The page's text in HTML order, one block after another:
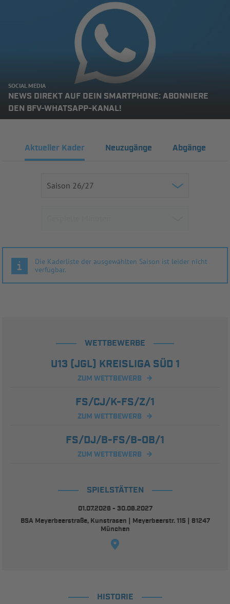
SOCIAL MEDIA
NEWS DIREKT AUF DEIN SMARTPHONE: ABONNIERE
DEN BFV-WHATSAPP-KANAL!
Aktueller Kader Neuzugänge Abgänge
Die Kaderliste der ausgewählten Saison ist leider nicht
verfügbar.
WETTBEWERBE
U13 (JGL) KREISLIGA SÜD 1
ZUM WETTBEWERB
FS/CJ/K-FS/Z/1
ZUM WETTBEWERB
FS/DJ/B-FS/B-OB/1
ZUM WETTBEWERB
SPIELSTÄTTEN
01.07.2026 - 30.06.2027
BSA Meyerbeerstraße, Kunstrasen | Meyerbeerstr. 115 | 81247
München
HISTORIE